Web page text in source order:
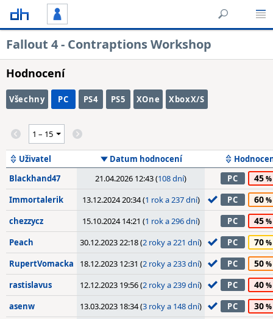
Fallout 4 - Contraptions Workshop
Hodnocení
Všechny PC PS4 PS5 XOne XboxX/S
Uživatel Datum hodnocení
Blackhand47
21.04.2026 12:43 (108 dní) PC 45
Immortalerik 13.12.2024 20:34 (1 rok a 237 dní) PC 60
chezzycz 15.10.2024 14:21 (1 rok a 296 dní) PC 45
Peach 30.12.2023 22:18 (2 roky a 221 dní) PC 70
RupertVomacka 18.12.2023 12:31 (2 roky a 233 dní) PC 50
rastislavus 12.12.2023 19:56 (2 roky a 239 dní) PC 40
asenw 13.03.2023 18:34 (3 roky a 148 dní) PC 30